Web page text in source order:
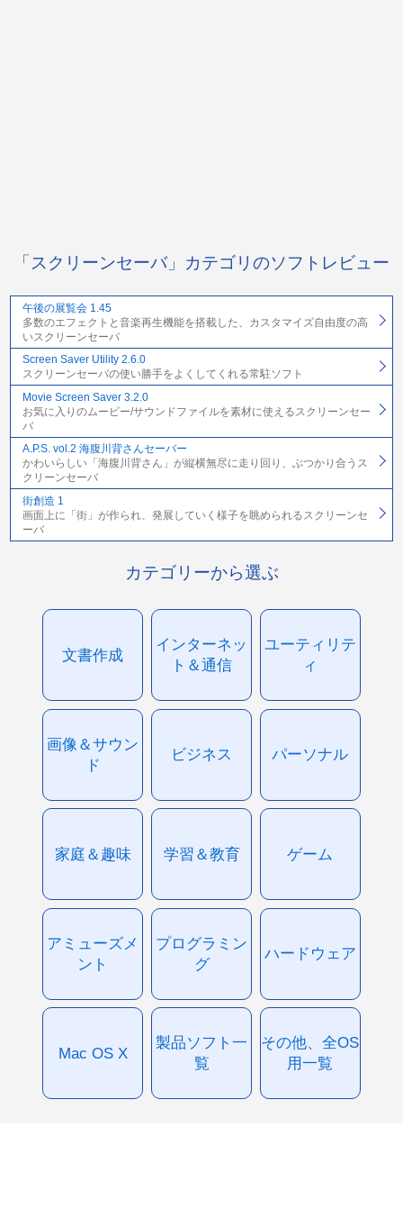
「スクリーンセーバ」カテゴリのソフトレビュー
午後の展覧会 1.45
多数のエフェクトと音楽再生機能を搭載した、カスタマイズ自由度の高
いスクリーンセーバ
Screen Saver Utility 2.6.0
スクリーンセーバの使い勝手をよくしてくれる常駐ソフト
Movie Screen Saver 3.2.0
お気に入りのムービー/サウンドファイルを素材に使えるスクリーンセー
バ
A.P.S. vol.2 海腹川背さんセーバー
かわいらしい「海腹川背さん」が縦横無尽に走り回り、ぶつかり合うス
クリーンセーバ
街創造 1
画面上に「街」が作られ、発展していく様子を眺められるスクリーンセ
ーバ
カテゴリーから選ぶ
文書作成
インターネッ
ト＆通信
ユーティリテ
ィ
画像＆サウン
ド
ビジネス パーソナル
家庭＆趣味 学習＆教育 ゲーム
アミューズメ
ント
プログラミン
グ
ハードウェア
Mac OS X
製品ソフト一
覧
その他、全OS
用一覧